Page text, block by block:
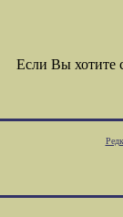
Если Вы хотите